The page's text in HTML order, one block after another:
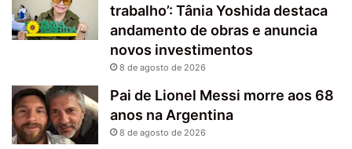
trabalho’: Tânia Yoshida destaca
andamento de obras e anuncia
novos investimentos
8 de agosto de 2026
Pai de Lionel Messi morre aos 68
anos na Argentina
8 de agosto de 2026